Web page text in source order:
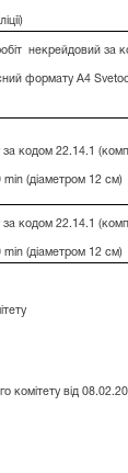
некрейдовий за
формату А4
за кодом 22.14.1
(діаметром 12 см)
за кодом 22.14.1
(діаметром 12 см)
комітету від